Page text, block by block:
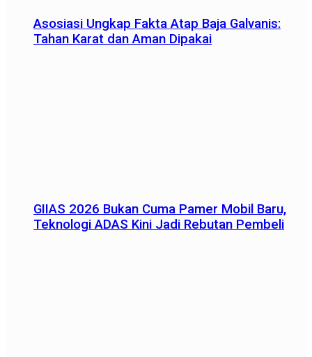
Asosiasi Ungkap Fakta Atap Baja Galvanis:
Tahan Karat dan Aman Dipakai
GIIAS 2026 Bukan Cuma Pamer Mobil Baru,
Teknologi ADAS Kini Jadi Rebutan Pembeli